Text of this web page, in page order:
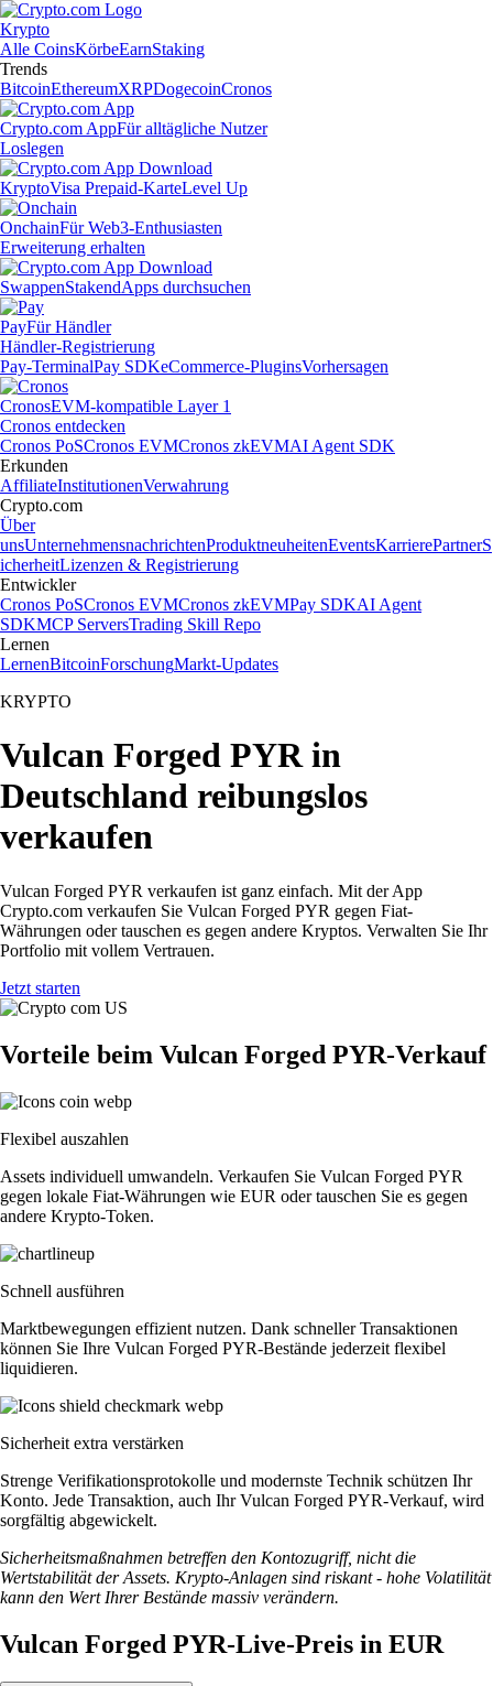
Krypto
Alle CoinsKörbeEarnStaking
Trends
BitcoinEthereumXRPDogecoinCronos
Crypto.com AppFür alltägliche Nutzer
Loslegen
KryptoVisa Prepaid-KarteLevel Up
OnchainFür Web3-Enthusiasten
Erweiterung erhalten
SwappenStakendApps durchsuchen
PayFür Händler
Händler-Registrierung
Pay-TerminalPay SDKeCommerce-PluginsVorhersagen
CronosEVM-kompatible Layer 1
Cronos entdecken
Cronos PoSCronos EVMCronos zkEVMAI Agent SDK
Erkunden
AffiliateInstitutionenVerwahrung
Crypto.com
Über
unsUnternehmensnachrichtenProduktneuheitenEventsKarrierePartnerS
icherheitLizenzen & Registrierung
Entwickler
Cronos PoSCronos EVMCronos zkEVMPay SDKAI Agent
SDKMCP ServersTrading Skill Repo
Lernen
LernenBitcoinForschungMarkt-Updates
KRYPTO
Vulcan Forged PYR in
Deutschland reibungslos
verkaufen
Vulcan Forged PYR verkaufen ist ganz einfach. Mit der App
Crypto.com verkaufen Sie Vulcan Forged PYR gegen Fiat-
Währungen oder tauschen es gegen andere Kryptos. Verwalten Sie Ihr
Portfolio mit vollem Vertrauen.
Jetzt starten
Vorteile beim Vulcan Forged PYR-Verkauf
Flexibel auszahlen
Assets individuell umwandeln. Verkaufen Sie Vulcan Forged PYR
gegen lokale Fiat-Währungen wie EUR oder tauschen Sie es gegen
andere Krypto-Token.
Schnell ausführen
Marktbewegungen effizient nutzen. Dank schneller Transaktionen
können Sie Ihre Vulcan Forged PYR-Bestände jederzeit flexibel
liquidieren.
Sicherheit extra verstärken
Strenge Verifikationsprotokolle und modernste Technik schützen Ihr
Konto. Jede Transaktion, auch Ihr Vulcan Forged PYR-Verkauf, wird
sorgfältig abgewickelt.
Sicherheitsmaßnahmen betreffen den Kontozugriff, nicht die
Wertstabilität der Assets. Krypto-Anlagen sind riskant - hohe Volatilität
kann den Wert Ihrer Bestände massiv verändern.
Vulcan Forged PYR-Live-Preis in EUR